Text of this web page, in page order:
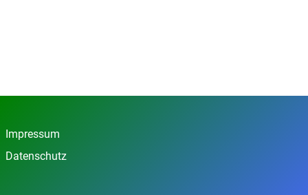
Impressum
Datenschutz